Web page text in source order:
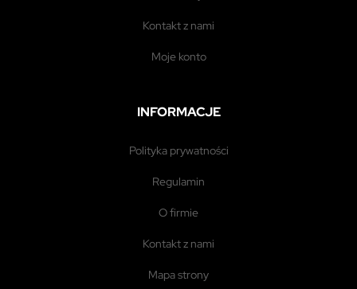
kontakt z nami
moje konto
INFORMACJE
polityka prywatności
regulamin
o firmie
kontakt z nami
mapa strony